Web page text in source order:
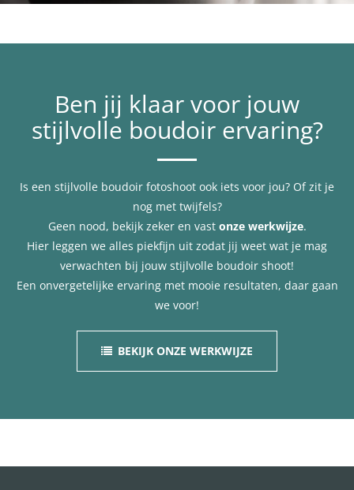
Ben jij klaar voor jouw
stijlvolle boudoir ervaring?
Is een stijlvolle boudoir fotoshoot ook iets voor jou? Of zit je
nog met twijfels?
Geen nood, bekijk zeker en vast onze werkwijze.
Hier leggen we alles piekfijn uit zodat jij weet wat je mag
verwachten bij jouw stijlvolle boudoir shoot!
Een onvergetelijke ervaring met mooie resultaten, daar gaan
we voor!
BEKIJK ONZE WERKWIJZE